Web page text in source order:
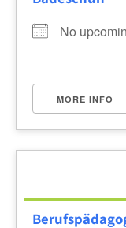
No
MORE INFO